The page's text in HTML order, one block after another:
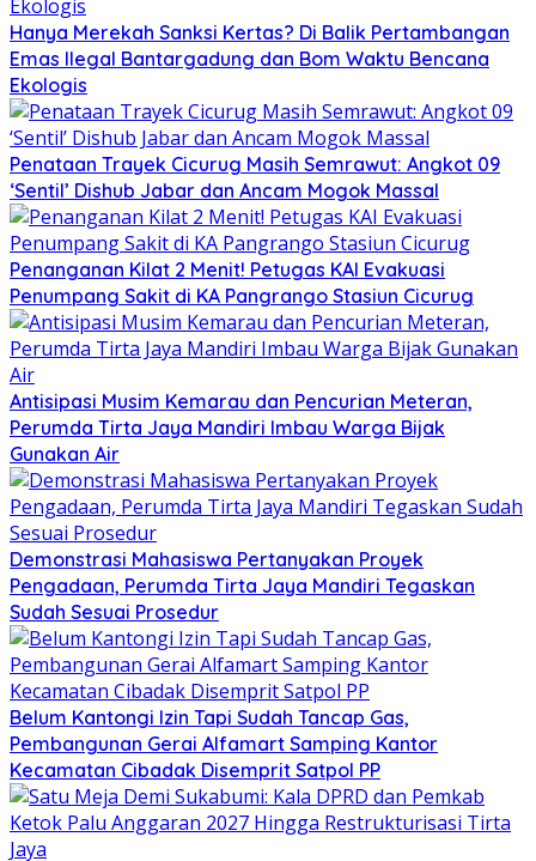
Hanya Merekah Sanksi Kertas? Di Balik Pertambangan
Emas Ilegal Bantargadung dan Bom Waktu Bencana
Ekologis
Penataan Trayek Cicurug Masih Semrawut: Angkot 09
‘Sentil’ Dishub Jabar dan Ancam Mogok Massal
Penanganan Kilat 2 Menit! Petugas KAI Evakuasi
Penumpang Sakit di KA Pangrango Stasiun Cicurug
Antisipasi Musim Kemarau dan Pencurian Meteran,
Perumda Tirta Jaya Mandiri Imbau Warga Bijak
Gunakan Air
Demonstrasi Mahasiswa Pertanyakan Proyek
Pengadaan, Perumda Tirta Jaya Mandiri Tegaskan
Sudah Sesuai Prosedur
Belum Kantongi Izin Tapi Sudah Tancap Gas,
Pembangunan Gerai Alfamart Samping Kantor
Kecamatan Cibadak Disemprit Satpol PP